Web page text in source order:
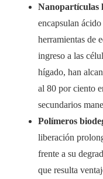
Nanopartículas
encapsulan
herramientas de
ingreso a las
hígado, han
al 80 por ciento
secundarios
Polímeros
liberación
frente a su
que resulta